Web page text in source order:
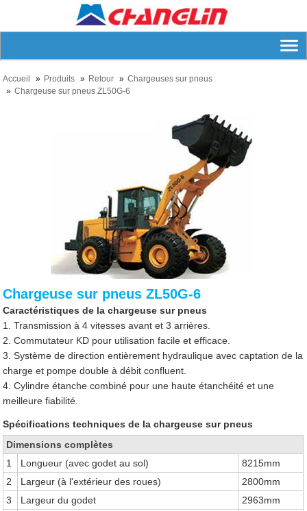
Accueil Produits Retour
Chargeuses sur pneus
Chargeuse sur pneus ZL50G-6
Chargeuse sur pneus ZL50G-6
Caractéristiques de la chargeuse sur pneus
1. Transmission à 4 vitesses avant et 3 arrières.
2. Commutateur KD pour utilisation facile et efficace.
3. Système de direction entièrement hydraulique avec captation de la
charge et pompe double à débit confluent.
4. Cylindre étanche combiné pour une haute étanchéité et une
meilleure fiabilité.
Spécifications techniques de la chargeuse sur pneus
Dimensions complètes
1
Longueur (avec godet au sol)
8215mm
2
Largeur (à l'extérieur des roues)
2800mm
3
Largeur du godet
2963mm